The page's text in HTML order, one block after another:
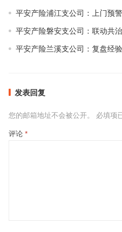
平安产险浦江支公司：上门预
平安产险磐安支公司：联动共
平安产险兰溪支公司：复盘经
发表回复
您的邮箱地址不会被公开。 必填项
评论 *